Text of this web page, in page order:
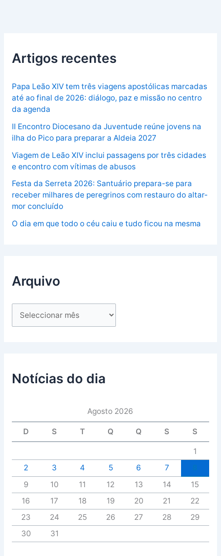
Artigos recentes
Papa Leão XIV tem três viagens apostólicas marcadas
até ao final de 2026: diálogo, paz e missão no centro
da agenda
II Encontro Diocesano da Juventude reúne jovens na
ilha do Pico para preparar a Aldeia 2027
Viagem de Leão XIV inclui passagens por três cidades
e encontro com vítimas de abusos
Festa da Serreta 2026: Santuário prepara-se para
receber milhares de peregrinos com restauro do altar-
mor concluído
O dia em que todo o céu caiu e tudo ficou na mesma
Arquivo
Notícias do dia
Agosto 2026
D S T Q Q S S
1
2
3 4 5 6 7
9
10 11 12 13 14
15
16
17 18 19 20 21
22
23
24 25 26 27 28
29
30
31